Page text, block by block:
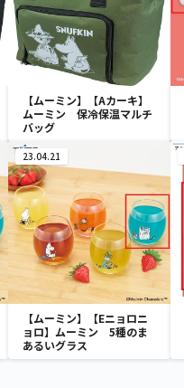
【ムーミン】【Aカーキ】
ムーミン 保冷保温マルチ
バッグ
23.04.21
【ムーミン】【Eニョロニ
ョロ】ムーミン 5種のま
あるいグラス